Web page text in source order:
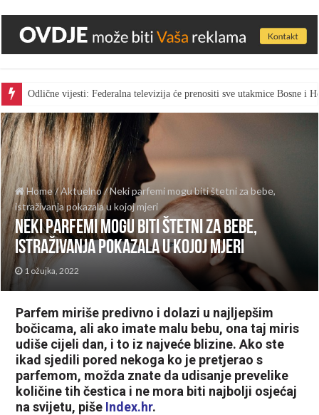
Odlične vijesti: Federalna televizija će prenositi sve utakmice Bosne i
Home/Aktuelno /Neki parfemi mogu biti štetni za bebe,
istraživanja pokazala u kojoj mjeri
Neki parfemi mogu biti štetni za bebe,
istraživanja pokazala u kojoj mjeri
1 ožujka, 2022
Parfem miriše predivno i dolazi u najljepšim
bočicama, ali ako imate malu bebu, ona taj miris
udiše cijeli dan, i to iz najveće blizine. Ako ste
ikad sjedili pored nekoga ko je pretjerao s
parfemom, možda znate da udisanje prevelike
količine tih čestica i ne mora biti najbolji osjećaj
na svijetu, piše Index.hr.